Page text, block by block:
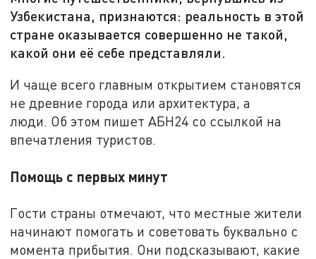
Узбекистана, признаются: реальность в этой
стране оказывается совершенно не такой,
какой они её себе представляли.
И чаще всего главным открытием становятся
не древние города или архитектура, а
люди. Об этом пишет АБН24 со ссылкой на
впечатления туристов.
Помощь с первых минут
Гости страны отмечают, что местные жители
начинают помогать и советовать буквально с
момента прибытия. Они подсказывают, какие